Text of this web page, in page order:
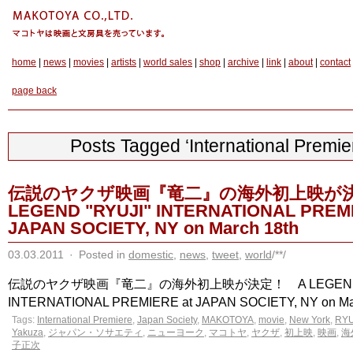
home news movies artists world sales shop archive link about| contact
page back
Posts Tagged ‘International
伝説のヤクザ映画『竜二』の海外初上映
LEGEND "RYUJI" INTERNATIONAL
JAPAN SOCIETY, NY on March 18th
03.03.2011 · Posted in domestic news tweet world/**/
伝説のヤクザ映画『竜二』の海外初上映が決定！ A
INTERNATIONAL PREMIERE at JAPAN SOCIETY, NY on
Tags: International Premiere, Japan Society, MAKOTOYA, movie, New York,
Yakuza, ジャパン・ソサエティ , ニューヨーク , マコトヤ, ヤクザ, 初上映, 映画, 海
子正次